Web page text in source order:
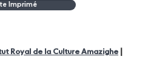
Imprimé
Royal de la Culture Amazighe